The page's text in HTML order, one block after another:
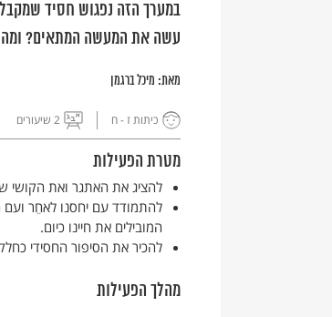
במערך הזה נפגוש חסיד
עשה את המעשה המתאים? ומה
מאת: מיכל ברגמן
כיתות ז - ח 2 שיעורים
מטרת הפעילות
להציג את האתגר ואת
להתמודד עם יחסנו לאחֵר ועם
המובילים את חיינו כיום.
להכיר את הסיפור החסידי
מהלך הפעילות